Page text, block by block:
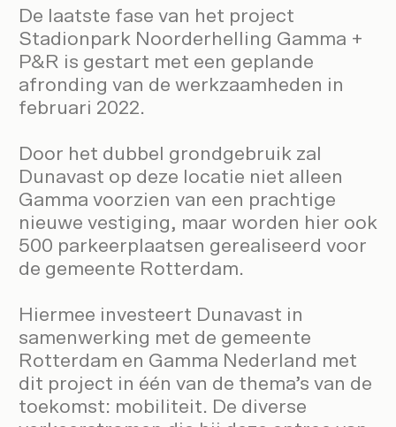
De laatste fase van het project
Stadionpark Noorderhelling Gamma +
P&R is gestart met een geplande
afronding van de werkzaamheden in
februari 2022.
Door het dubbel grondgebruik zal
Dunavast op deze locatie niet alleen
Gamma voorzien van een prachtige
nieuwe vestiging, maar worden hier ook
500 parkeerplaatsen gerealiseerd voor
de gemeente Rotterdam.
Hiermee investeert Dunavast in
samenwerking met de gemeente
Rotterdam en Gamma Nederland met
dit project in één van de thema’s van de
toekomst: mobiliteit. De diverse
Durf te dromen, durf te
ontwikkelen. Benieuwd
naar de mogelijkheden?